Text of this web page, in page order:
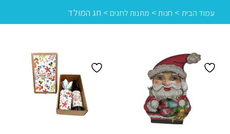
עמוד הבית > חנות> מתנות לחגים> חג המולד